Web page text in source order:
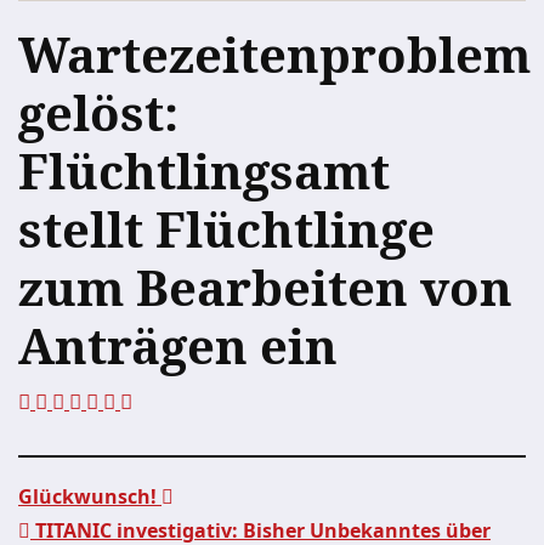
Wartezeitenproblem
gelöst:
Flüchtlingsamt
stellt Flüchtlinge
zum Bearbeiten von
Anträgen ein
Glückwunsch!
TITANIC investigativ: Bisher Unbekanntes über